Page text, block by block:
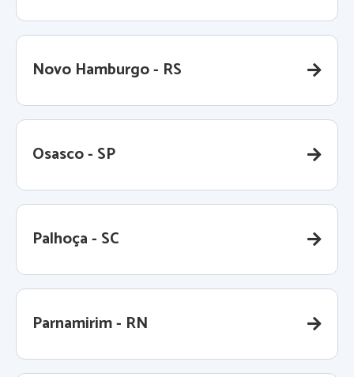
Novo Hamburgo - RS
Osasco - SP
Palhoça - SC
Parnamirim - RN